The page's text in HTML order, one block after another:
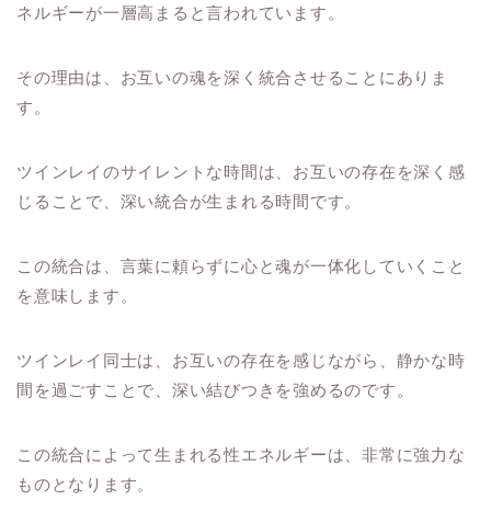
ネルギーが一層高まると言われています。
その理由は、お互いの魂を深く統合させることにありま
す。
ツインレイのサイレントな時間は、お互いの存在を深く感
じることで、深い統合が生まれる時間です。
この統合は、言葉に頼らずに心と魂が一体化していくこと
を意味します。
ツインレイ同士は、お互いの存在を感じながら、静かな時
間を過ごすことで、深い結びつきを強めるのです。
この統合によって生まれる性エネルギーは、非常に強力な
ものとなります。